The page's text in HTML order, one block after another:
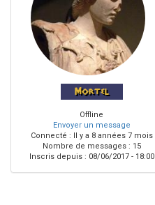
Mortel
Offline
Envoyer un message
Connecté : Il y a 8 années 7 mois
Nombre de messages : 15
Inscris depuis : 08/06/2017 - 18:00